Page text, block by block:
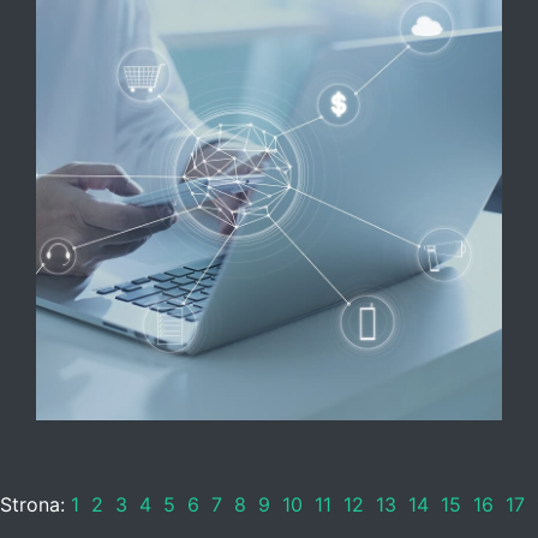
Strona: 1 2 3 4 5 6 7 8 9 10 11 12 13 14 15 16 17